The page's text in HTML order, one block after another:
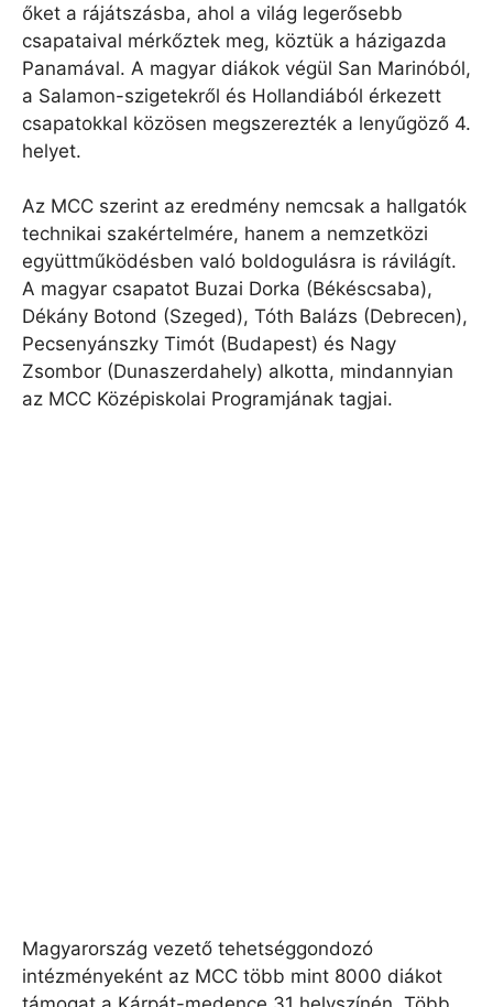
őket a rájátszásba, ahol a világ legerősebb
csapataival mérkőztek meg, köztük a házigazda
Panamával. A magyar diákok végül San Marinóból,
a Salamon-szigetekről és Hollandiából érkezett
csapatokkal közösen megszerezték a lenyűgöző 4.
helyet.
Az MCC szerint az eredmény nemcsak a hallgatók
technikai szakértelmére, hanem a nemzetközi
együttműködésben való boldogulásra is rávilágít.
A magyar csapatot Buzai Dorka (Békéscsaba),
Dékány Botond (Szeged), Tóth Balázs (Debrecen),
Pecsenyánszky Timót (Budapest) és Nagy
Zsombor (Dunaszerdahely) alkotta, mindannyian
az MCC Középiskolai Programjának tagjai.
Magyarország vezető tehetséggondozó
intézményeként az MCC több mint 8000 diákot